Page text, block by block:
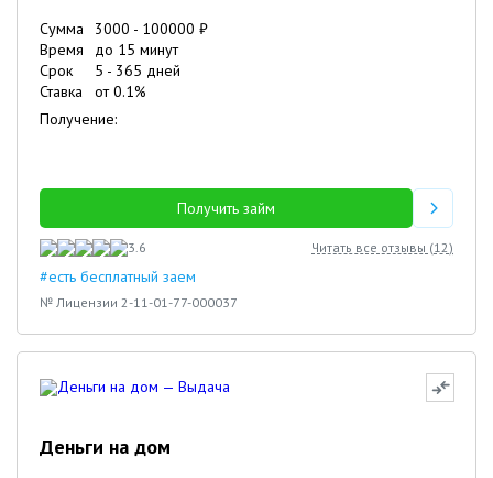
Сумма 3000 - 100000 ₽
Время
до 15 минут
Срок
5 - 365 дней
Ставка
от0.1%
Получение:
Получить займ
3.6 Читать все отзывы (12)
#есть бесплатный заем
№ Лицензии 2-11-01-77-000037
Деньги на дом